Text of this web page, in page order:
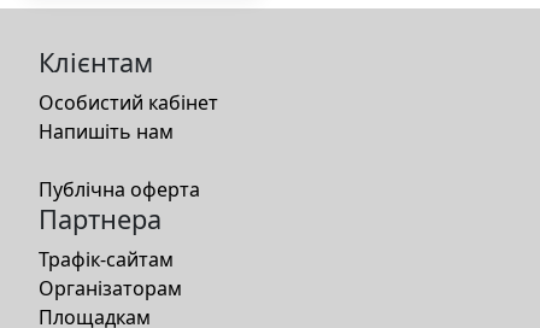
Клієнтам
Особистий кабінет
Напишіть нам
Публічна оферта
Партнера
Трафік-сайтам
Організаторам
Площадкам